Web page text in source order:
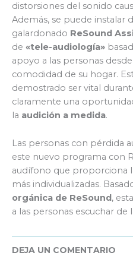
distorsiones del sonido
Además, se puede instalar
galardonado ReSound
de «tele-audiología»
apoyo a las personas
comodidad de su hogar.
demostrado ser vital
claramente una
la audición a medida.
Las personas con pérdida
este nuevo programa con
audífono que proporciona
más individualizadas.
orgánica de ReSound,
a las personas escuchar de
DEJA UN COMENTARIO